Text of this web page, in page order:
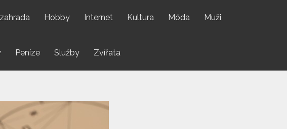
Hobby Internet Kultura Móda Muži
Peníze Služby Zvířata